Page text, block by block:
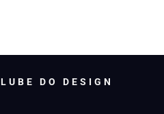
DO DESIGN